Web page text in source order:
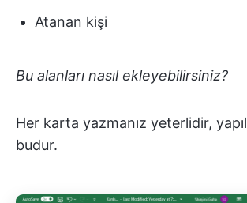
Atanan kişi
Bu alanları nasıl ekleyebilirsiniz?
Her karta yazmanız yeterlidir,
budur.